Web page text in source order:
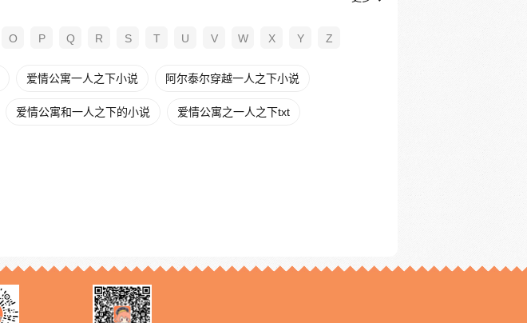
O P Q R S T U V W X Y Z
爱情公寓一人之下小说 阿尔泰尔穿越一人之下小说
爱情公寓和一人之下的小说 爱情公寓之一人之下txt